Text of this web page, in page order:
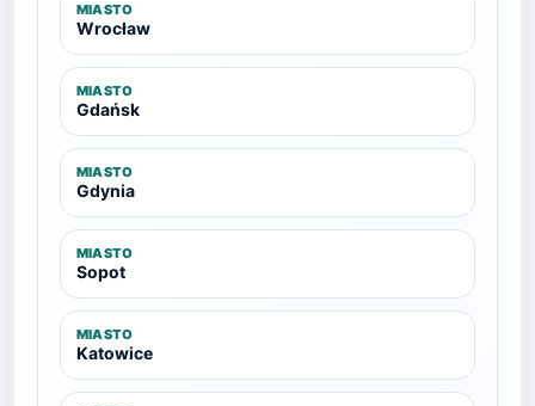
MIASTO
Wrocław
MIASTO
Gdańsk
MIASTO
Gdynia
MIASTO
Sopot
MIASTO
Katowice